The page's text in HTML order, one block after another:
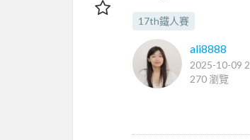
17th鐵人賽
ali8888
2025-10-09
270 瀏覽